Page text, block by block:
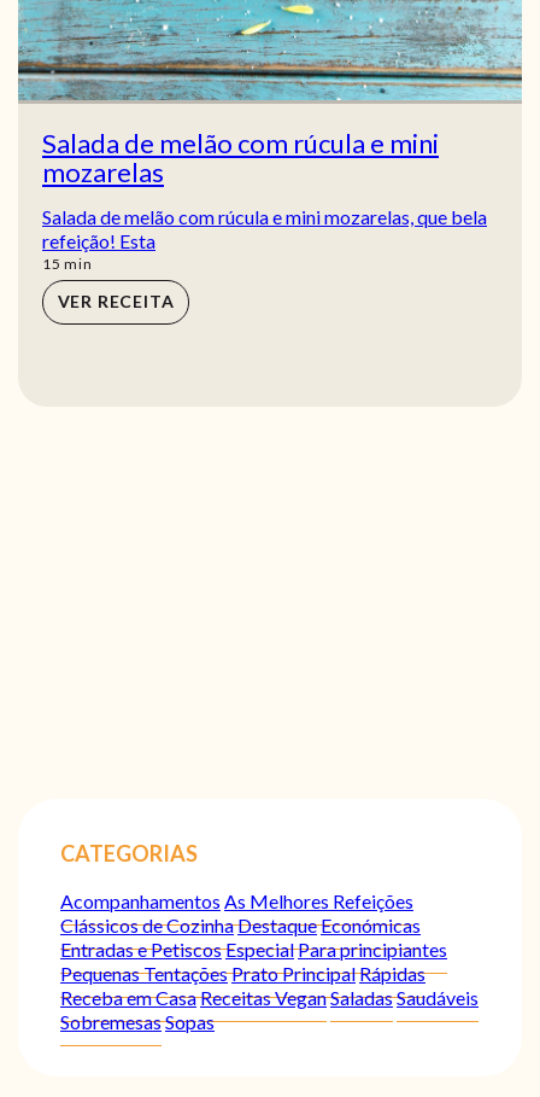
Salada de melão com rúcula e mini
mozarelas
Salada de melão com rúcula e mini mozarelas, que bela
refeição! Esta
15 min
min
VER RECEITA
CATEGORIAS
Acompanhamentos As Melhores Refeições
Clássicos de CozinhaDestaqueEconómicas
Entradas e PetiscosEspecialPara principiantes
Pequenas TentaçõesPrato PrincipalRápidas
Receba em CasaReceitas VeganSaladasSaudáveis
SobremesasSopas